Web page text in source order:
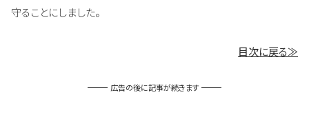
守ることにしました。
目次に戻る≫
広告の後に記事が続きます